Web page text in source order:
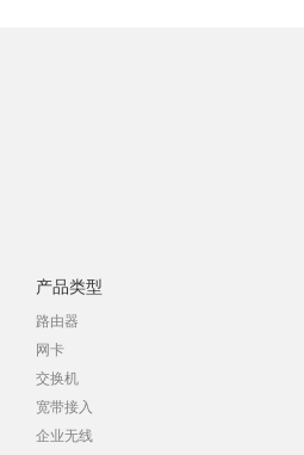
产品类型
路由器
网卡
交换机
宽带接入
企业无线